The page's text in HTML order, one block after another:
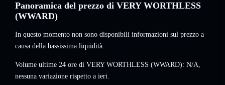
Panoramica del prezzo di VERY WORTHLESS
(WWARD)
In questo momento non sono disponibili informazioni sul prezzo a
causa della bassissima liquidità.
Volume ultime 24 ore di VERY WORTHLESS (WWARD): N/A,
nessuna variazione rispetto a ieri.